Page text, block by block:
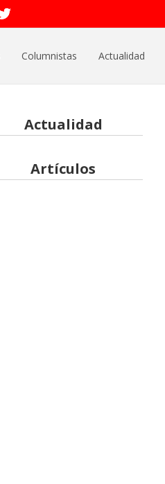
Columnistas Actualidad
Actualidad
Artículos